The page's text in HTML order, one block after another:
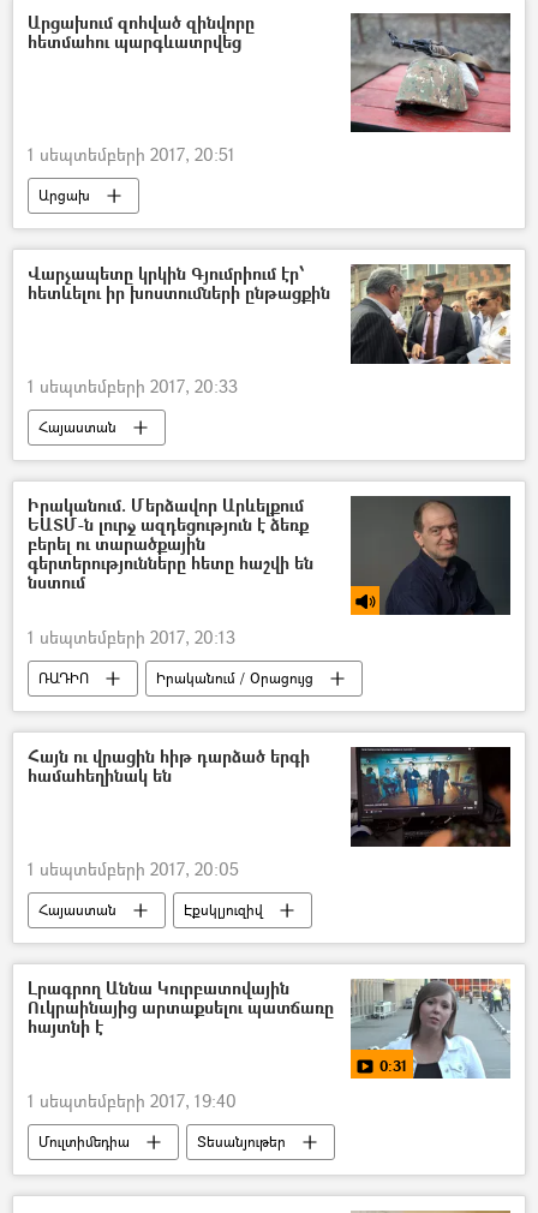
Արցախում զոհված զինվորը
հետմահու պարգևատրվեց
1 սեպտեմբերի 2017, 20:51
Արցախ
Վարչապետը կրկին Գյումրիում էր՝
հետևելու իր խոստումների ընթացքին
1 սեպտեմբերի 2017, 20:33
Հայաստան
Իրականում. Մերձավոր Արևելքում
ԵԱՏՄ-ն լուրջ ազդեցություն է ձեռք
բերել ու տարածքային
գերտերությունները հետը հաշվի են
նստում
1 սեպտեմբերի 2017, 20:13
ՌԱԴԻՈ Իրականում / Օրացույց
Հայն ու վրացին հիթ դարձած երգի
համահեղինակ են
1 սեպտեմբերի 2017, 20:05
Հայաստան Էքսկլյուզիվ
Լրագրող Աննա Կուրբատովային
Ուկրաինայից արտաքսելու պատճառը
հայտնի է
0:31
1 սեպտեմբերի 2017, 19:40
Մուլտիմեդիա Տեսանյութեր